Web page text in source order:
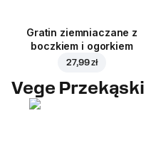
Gratin ziemniaczane z
boczkiem i ogorkiem
27,99 zł
Vege Przekąski